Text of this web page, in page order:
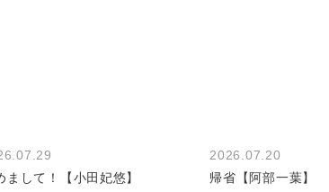
まして！【小田妃悠】
2026.07.20
帰省【阿部一葉】